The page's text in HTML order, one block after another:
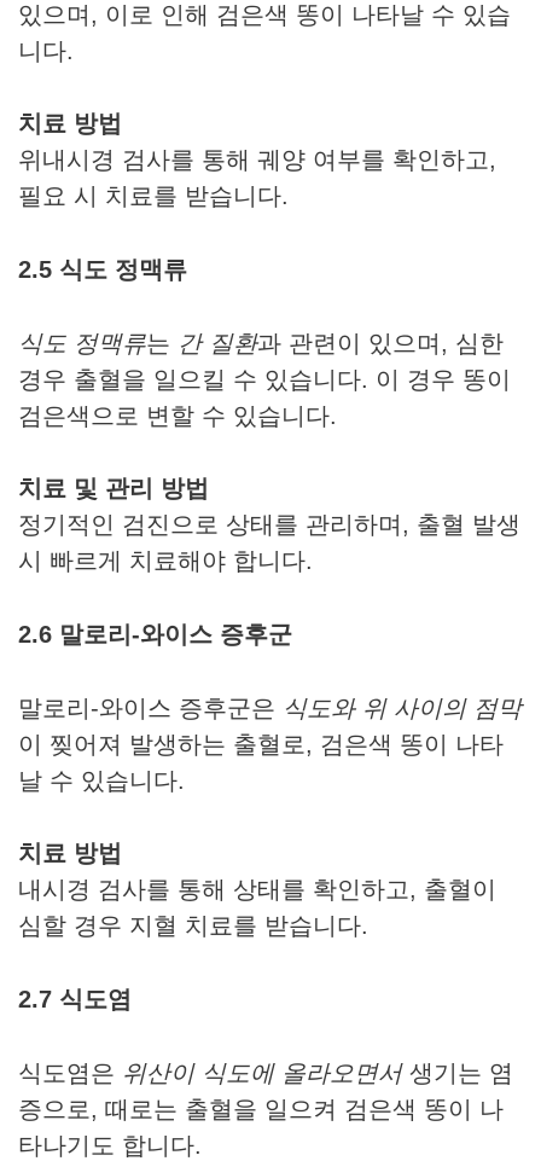
있으며, 이로 인해 검은색 똥이 나타날 수 있습
니다.
치료 방법
위내시경 검사를 통해 궤양 여부를 확인하고,
필요 시 치료를 받습니다.
2.5 식도 정맥류
식도 정맥류는 간 질환과 관련이 있으며, 심한
경우 출혈을 일으킬 수 있습니다. 이 경우 똥이
검은색으로 변할 수 있습니다.
치료 및 관리 방법
정기적인 검진으로 상태를 관리하며, 출혈 발생
시 빠르게 치료해야 합니다.
2.6 말로리-와이스 증후군
말로리-와이스 증후군은 식도와 위 사이의 점막
이 찢어져 발생하는 출혈로, 검은색 똥이 나타
날 수 있습니다.
치료 방법
내시경 검사를 통해 상태를 확인하고, 출혈이
심할 경우 지혈 치료를 받습니다.
2.7 식도염
식도염은 위산이 식도에 올라오면서생기는 염
증으로, 때로는 출혈을 일으켜 검은색 똥이 나
타나기도 합니다.